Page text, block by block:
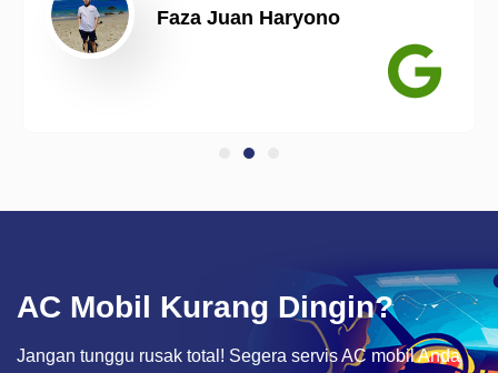
Faza Juan Haryono
AC Mobil Kurang Dingin?
Jangan tunggu rusak total! Segera servis AC mobil Anda